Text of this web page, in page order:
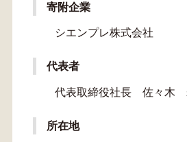
寄附企業
シエンプレ株式会社
代表者
代表取締役社長 佐々
所在地